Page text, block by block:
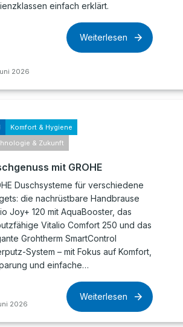
einfach erklärt.
2026
Weiterlesen
Komfort & Hygiene
& Zukunft
mit GROHE
Duschsysteme für verschiedene
die nachrüstbare Handbrause
Joy+ 120 mit AquaBooster, das
Vitalio Comfort 250 und das
Grohtherm SmartControl
System – mit Fokus auf Komfort,
und einfache…
2026
Weiterlesen